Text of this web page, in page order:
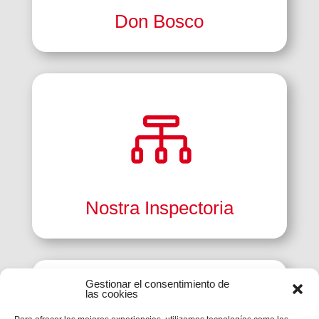
Gestionar el consentimiento de
las cookies
Don Bosco

Nostra Inspectoria